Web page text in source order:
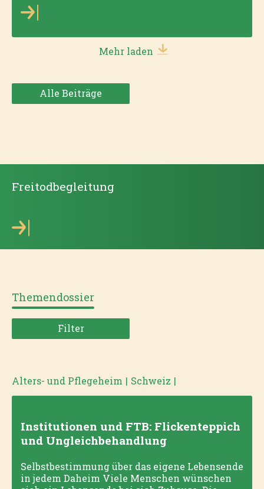
Mehr laden
Alle Beiträge
Freitodbegleitung
Themendossier
Filter
Alters- und Pflegeheim | Schweiz |
Institutionen und FTB: Flickenteppich
und Ungleichbehandlung
Selbstbestimmung über das eigene Lebensende
in jedem Daheim Viele Menschen wünschen